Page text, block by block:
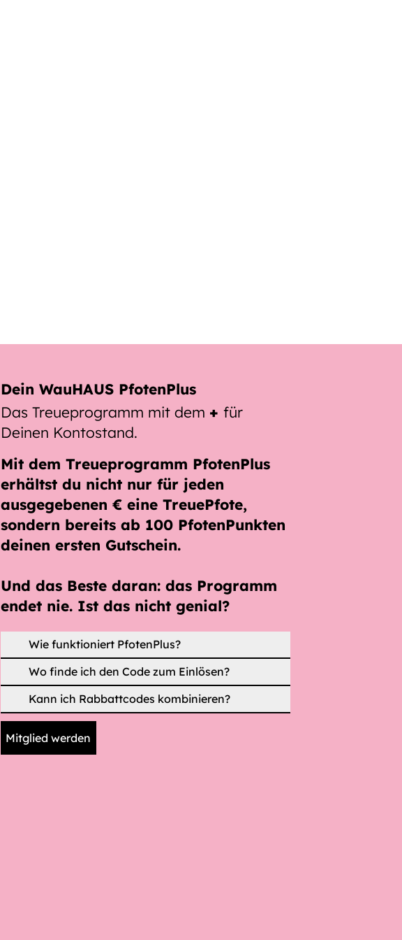
Dein WauHAUS PfotenPlus
Das Treueprogramm mit dem + für
Deinen Kontostand.
Mit demTreueprogramm PfotenPlus
erhältst du nicht nur für jeden
ausgegebenen € eine TreuePfote,
sondern bereits ab 100 PfotenPunkten
deinen ersten Gutschein.
Und das Beste daran: das Programm
endet nie. Ist das nicht genial?
Wie funktioniert PfotenPlus?
Wo finde ich den Code zum Einlösen?
Kann ich Rabbattcodes kombinieren?
Mitglied werden